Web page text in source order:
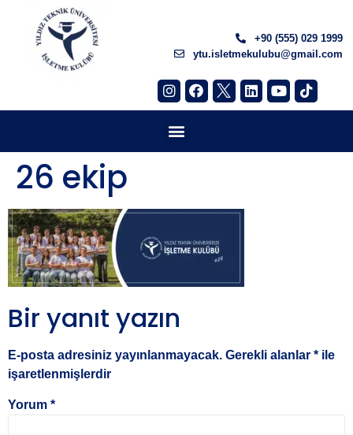
+90 (555) 029 1999
ytu.isletmekulubu@gmail.com
26 ekip
Bir yanıt yazın
E-posta adresiniz yayınlanmayacak. Gerekli alanlar * ile
işaretlenmişlerdir
Yorum *